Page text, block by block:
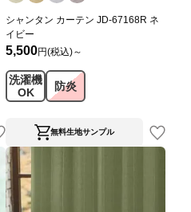
シャンタン カーテン JD-67168R ネ
イビー
5,500円(税込)～
洗濯機
OK
防炎
無料生地サンプル